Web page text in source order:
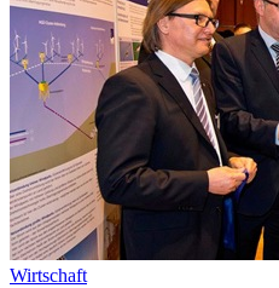
Wirtschaft